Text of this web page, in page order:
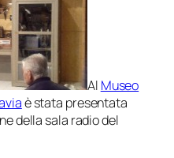
Al Museo
è stata presentata
della sala radio del